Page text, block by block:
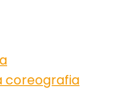
coreografia